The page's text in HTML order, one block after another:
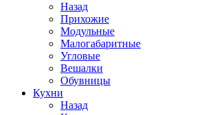
Назад
Прихожие
Модульные
Малогабаритные
Угловые
Вешалки
Обувницы
Кухни
Назад